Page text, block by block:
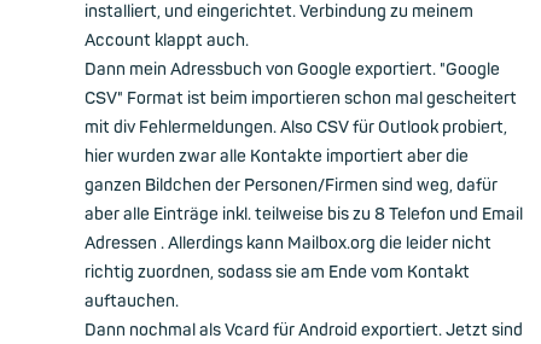
installiert, und eingerichtet. Verbindung zu meinem
Account klappt auch.
Dann mein Adressbuch von Google exportiert. "Google
CSV" Format ist beim importieren schon mal gescheitert
mit div Fehlermeldungen. Also CSV für Outlook probiert,
hier wurden zwar alle Kontakte importiert aber die
ganzen Bildchen der Personen/Firmen sind weg, dafür
aber alle Einträge inkl. teilweise bis zu 8 Telefon und Email
Adressen . Allerdings kann Mailbox.org die leider nicht
richtig zuordnen, sodass sie am Ende vom Kontakt
auftauchen.
Dann nochmal als Vcard für Android exportiert. Jetzt sind